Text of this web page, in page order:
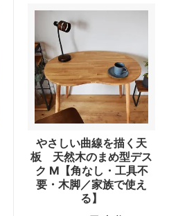
やさしい曲線を描く天
板 天然木のまめ型デス
ク M【角なし・工具不
要・木脚／家族で使え
る】